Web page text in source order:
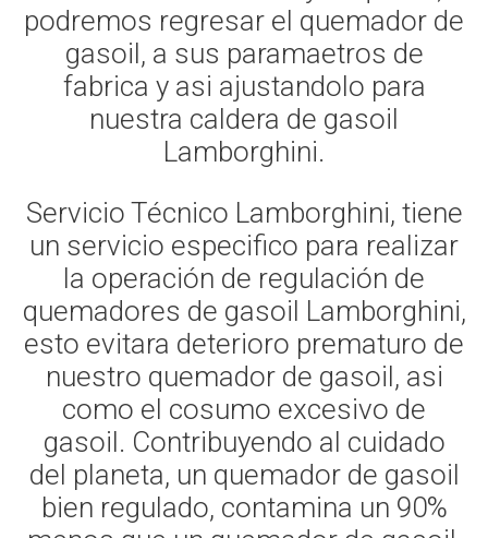
podremos regresar el quemador de
gasoil, a sus paramaetros de
fabrica y asi ajustandolo para
nuestra caldera de gasoil
Lamborghini.
Servicio Técnico Lamborghini, tiene
un servicio especifico para realizar
la operación de regulación de
quemadores de gasoil Lamborghini,
esto evitara deterioro prematuro de
nuestro quemador de gasoil, asi
como el cosumo excesivo de
gasoil. Contribuyendo al cuidado
del planeta, un quemador de gasoil
bien regulado, contamina un 90%